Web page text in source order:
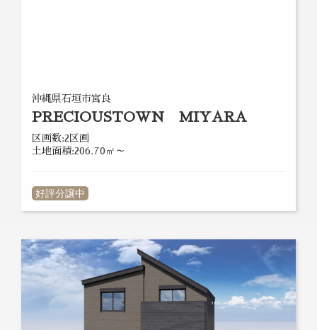
沖縄県石垣市宮良
PRECIOUSTOWN MIYARA
区画数:2区画
土地面積:206.70㎡～
好評分譲中